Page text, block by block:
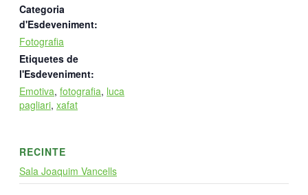
Categoria
d'Esdeveniment:
Fotografia
Etiquetes de
l'Esdeveniment:
Emotiva, fotografia, luca
pagliari, xafat
RECINTE
Sala Joaquim Vancells